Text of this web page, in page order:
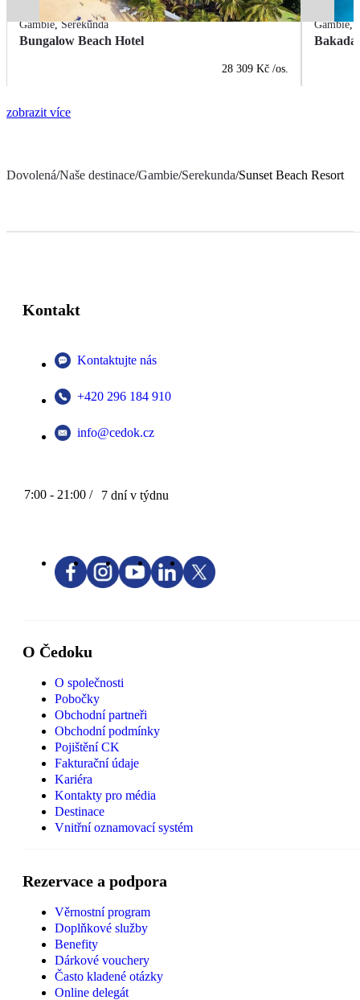
Gambie,Serekunda
Bungalow Beach Hotel
28 309 Kč /os.
Gambie,
zobrazit více
Dovolená/Naše destinace/Gambie/Serekunda/Sunset Beach Resort
Kontakt
Kontaktujte nás
+420 296 184 910
info@cedok.cz
7:00 - 21:00 / 7 dní v týdnu
O Čedoku
O společnosti
Pobočky
Obchodní partneři
Obchodní podmínky
Pojištění CK
Fakturační údaje
Kariéra
Kontakty pro média
Destinace
Vnitřní oznamovací systém
Rezervace a podpora
Věrnostní program
Doplňkové služby
Benefity
Dárkové vouchery
Často kladené otázky
Online delegát